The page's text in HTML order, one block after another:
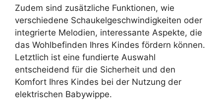
Zudem sind zusätzliche Funktionen, wie
verschiedene Schaukelgeschwindigkeiten oder
integrierte Melodien, interessante Aspekte, die
das Wohlbefinden Ihres Kindes fördern können.
Letztlich ist eine fundierte Auswahl
entscheidend für die Sicherheit und den
Komfort Ihres Kindes bei der Nutzung der
elektrischen Babywippe.